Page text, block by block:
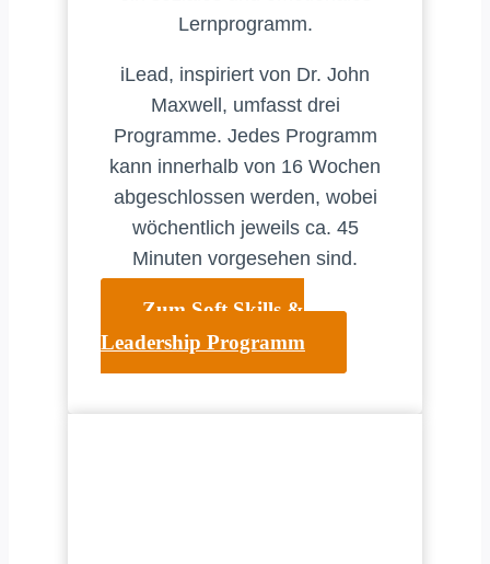
Lernprogramm.
iLead, inspiriert von Dr. John
Maxwell, umfasst drei
Programme. Jedes Programm
kann innerhalb von 16 Wochen
abgeschlossen werden, wobei
wöchentlich jeweils ca. 45
Minuten vorgesehen sind.
Zum Soft Skills &
Leadership Programm